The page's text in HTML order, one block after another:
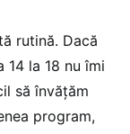
rutină. Dacă
14 la 18 nu îmi
să învățăm
program,